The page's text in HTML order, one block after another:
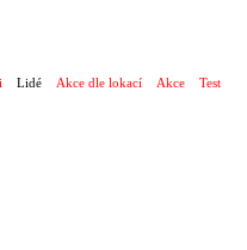
Lidé Akce dle lokací Akce Test